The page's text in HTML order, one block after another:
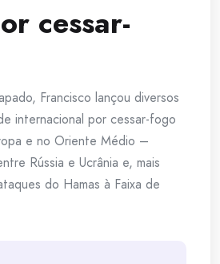
cessar-
Francisco lançou diversos
internacional por cessar-fogo
e no Oriente Médio –
Rússia e Ucrânia e, mais
do Hamas à Faixa de